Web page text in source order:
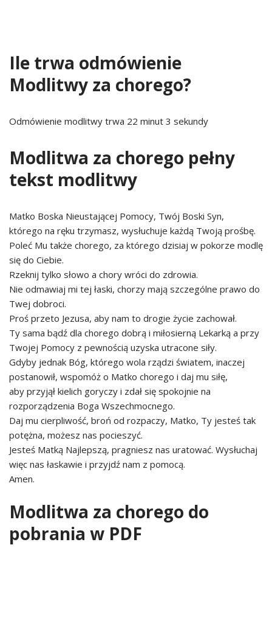
Ile trwa odmówienie
Modlitwy za chorego?
Odmówienie modlitwy trwa 22 minut 3 sekundy
Modlitwa za chorego pełny
tekst modlitwy
Matko Boska Nieustającej Pomocy, Twój Boski Syn,
którego na ręku trzymasz, wysłuchuje każdą Twoją prośbę.
Poleć Mu także chorego, za którego dzisiaj w pokorze modlę
się do Ciebie.
Rzeknij tylko słowo a chory wróci do zdrowia.
Nie odmawiaj mi tej łaski, chorzy mają szczególne prawo do
Twej dobroci.
Proś przeto Jezusa, aby nam to drogie życie zachował.
Ty sama bądź dla chorego dobrą i miłosierną Lekarką a przy
Twojej Pomocy z pewnością uzyska utracone siły.
Gdyby jednak Bóg, którego wola rządzi światem, inaczej
postanowił, wspomóż o Matko chorego i daj mu siłę,
aby przyjął kielich goryczy i zdał się spokojnie na
rozporządzenia Boga Wszechmocnego.
Daj mu cierpliwość, broń od rozpaczy, Matko, Ty jesteś tak
potężna, możesz nas pocieszyć.
Jesteś Matką Najlepszą, pragniesz nas uratować. Wysłuchaj
więc nas łaskawie i przyjdź nam z pomocą.
Amen.
Modlitwa za chorego do
pobrania w PDF